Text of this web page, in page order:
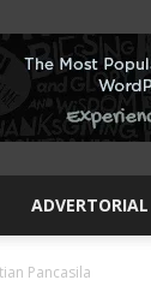
ADVERTORIAL
Pancasila